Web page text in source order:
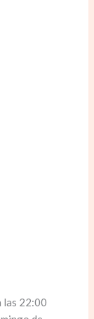
las 22:00